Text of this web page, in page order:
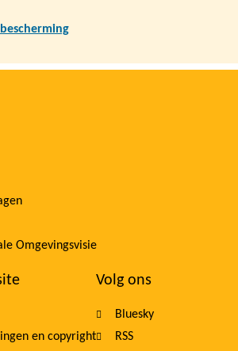
Omgevingsvisie
en copyright
Volg ons
Bluesky
RSS